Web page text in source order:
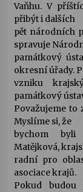
Vaňhu. V
přibýt i dalších
pět národních
spravuje
památkový
okresní úřady.
vzniku
památkový
Považujeme
Myslíme si, že
bychom byli
Matějková,
radní pro
asociace krajů.
Pokud budou